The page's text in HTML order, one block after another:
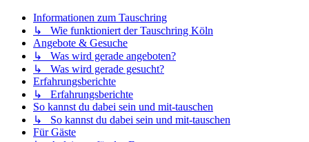
Informationen zum Tauschring
↳ Wie funktioniert der Tauschring Köln
Angebote & Gesuche
↳ Was wird gerade angeboten?
↳ Was wird gerade gesucht?
Erfahrungsberichte
↳ Erfahrungsberichte
So kannst du dabei sein und mit-tauschen
↳ So kannst du dabei sein und mit-tauschen
Für Gäste